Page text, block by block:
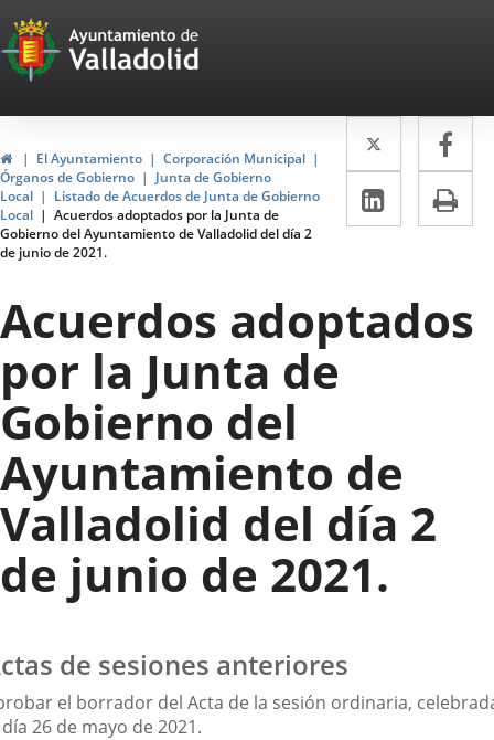
Portal
Web
del
Ayuntamiento
de
Valladolid
HomeEl Ayuntamiento
Corporación Municipal
Órganos de Gobierno
Junta de Gobierno
Local
Listado de Acuerdos de Junta de Gobierno
Local
Acuerdos adoptados por la Junta de
Gobierno del Ayuntamiento de Valladolid del día 2
de junio de 2021.
Twitter
Enlace
a
una
a
Linkedin
Enlace
a
externa.
Acuerdos adoptados
por la Junta de
Gobierno del
Ayuntamiento de
Valladolid del día 2
de junio de 2021.
de sesiones anteriores
el borrador del Acta de la sesión ordinaria,
26 de mayo de 2021.